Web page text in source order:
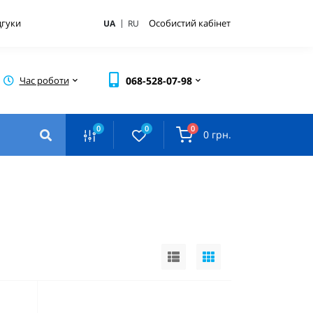
UA | RU Особистий кабінет
Час роботи 068-528-07-98
0 0 0 0 грн.